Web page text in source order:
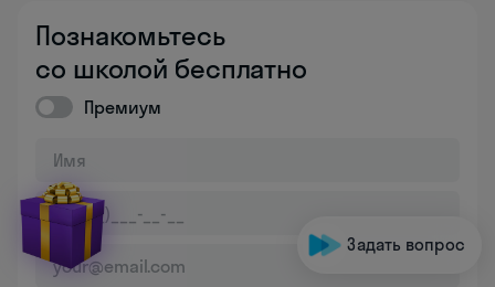
Познакомьтесь
со школой бесплатно
Премиум
Задать вопрос